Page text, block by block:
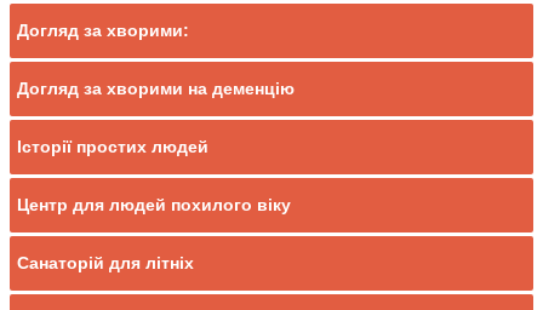
Догляд за хворими:
Догляд за хворими на деменцію
Історії простих людей
Центр для людей похилого віку
Санаторій для літніх